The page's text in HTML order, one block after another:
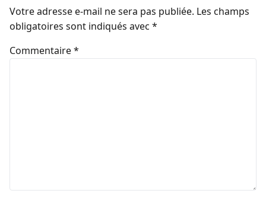
Votre adresse e-mail ne sera pas publiée. Les champs
obligatoires sont indiqués avec *
Commentaire*